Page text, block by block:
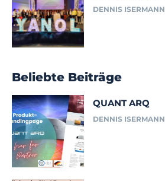
DENNIS ISERMANN
Beliebte Beiträge
QUANT ARQ
DENNIS ISERMANN